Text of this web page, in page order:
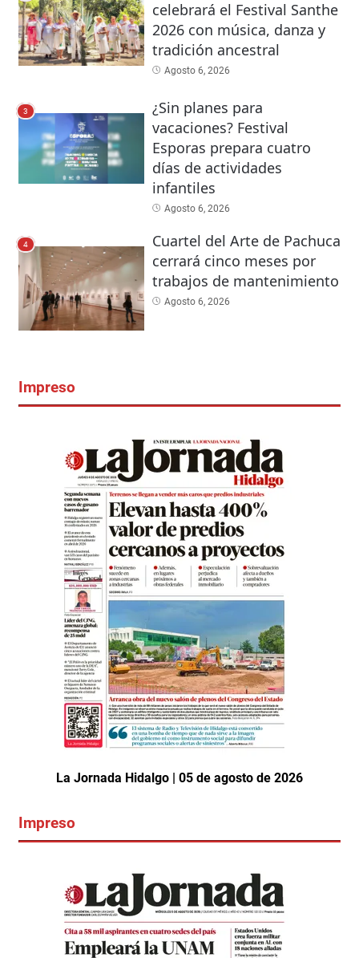
celebrará el Festival Santhe
2026 con música, danza y
tradición ancestral
Agosto 6, 2026
3
¿Sin planes para
vacaciones? Festival
Esporas prepara cuatro
días de actividades
infantiles
Agosto 6, 2026
4
Cuartel del Arte de Pachuca
cerrará cinco meses por
trabajos de mantenimiento
Agosto 6, 2026
Impreso
La Jornada Hidalgo | 05 de agosto de 2026
Impreso